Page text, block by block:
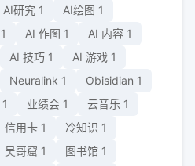
AI研究 1 AI绘图 1
1 AI 作图 1 AI 内容 1
AI 技巧 1 AI 游戏 1
Neuralink 1 Obisidian 1
1 业绩会 1 云音乐 1
信用卡 1 冷知识 1
吴哥窟 1 图书馆 1